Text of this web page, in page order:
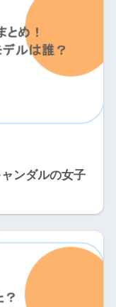
ンダルの女子